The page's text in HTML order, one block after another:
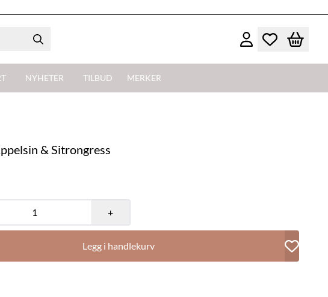
NYHETER TILBUD MERKER
& Sitrongress
+
Legg i handlekurv